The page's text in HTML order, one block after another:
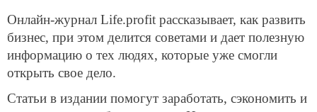
Онлайн-журнал Life.profit рассказывает, как развить
бизнес, при этом делится советами и дает полезную
информацию о тех людях, которые уже смогли
открыть свое дело.
Статьи в издании помогут заработать, сэкономить и